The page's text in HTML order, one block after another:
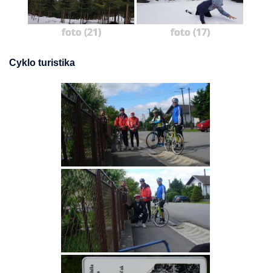
foto (21) foto (17)
Cyklo turistika